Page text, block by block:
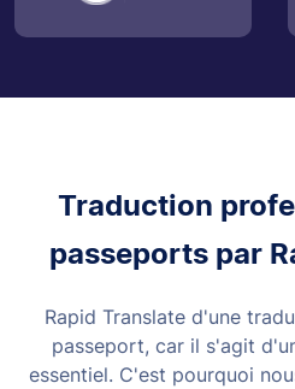
Traduction
passeports par
Rapid Translate d'une
passeport, car il s'agit
essentiel. C'est pourquoi